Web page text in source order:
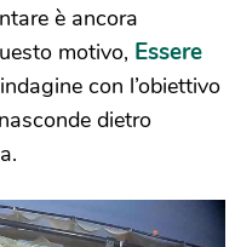
è ancora
motivo, Essere
con l’obiettivo
dietro